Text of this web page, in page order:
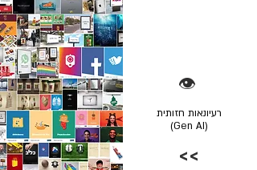
👁️
רעיונאות חזותית
(Gen AI)
>>